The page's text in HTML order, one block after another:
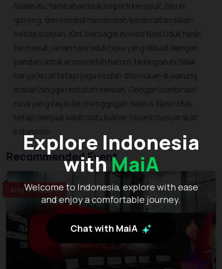
Explore Indonesia
withMaiA
Welcome to Indonesia, explore with ease
and enjoy a comfortable journey.
Chat with MaiA
Selain itu, tambahan lauk seperti kerupuk, bihun
goreng, dan sambal menambah kenikmatan dalam
setiap suapan. Kini, berbagai inovasi Nasi Uduk hadir,
termasuk varian nasi uduk hijau yang dibuat dengan
pandan untuk aroma lebih harum. Hidangan ini tidak
hanya lezat tetapi juga mudah ditemukan di warung
makan hingga restoran mewah. Dengan kombinasi
rasa yang kaya dan menggugah selera, Nasi Uduk
tetap menjadi salah satu kuliner favorit masyarakat
Indonesia.
Recommended Event
Arts & Culture